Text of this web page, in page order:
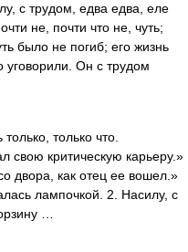
с трудом, едва едва, еле
не, почти что не, чуть;
было не погиб; его жизнь
уговорили. Он с трудом
только что.
свою критическую карьеру.»
двора, как отец ее вошел.»
лампочкой. 2. Насилу, с
…